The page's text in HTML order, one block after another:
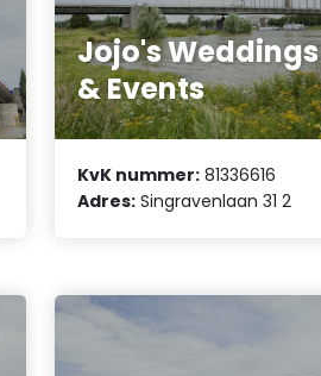
Jojo's Weddings
& Events
KvK nummer: 81336616
Adres: Singravenlaan 31 2